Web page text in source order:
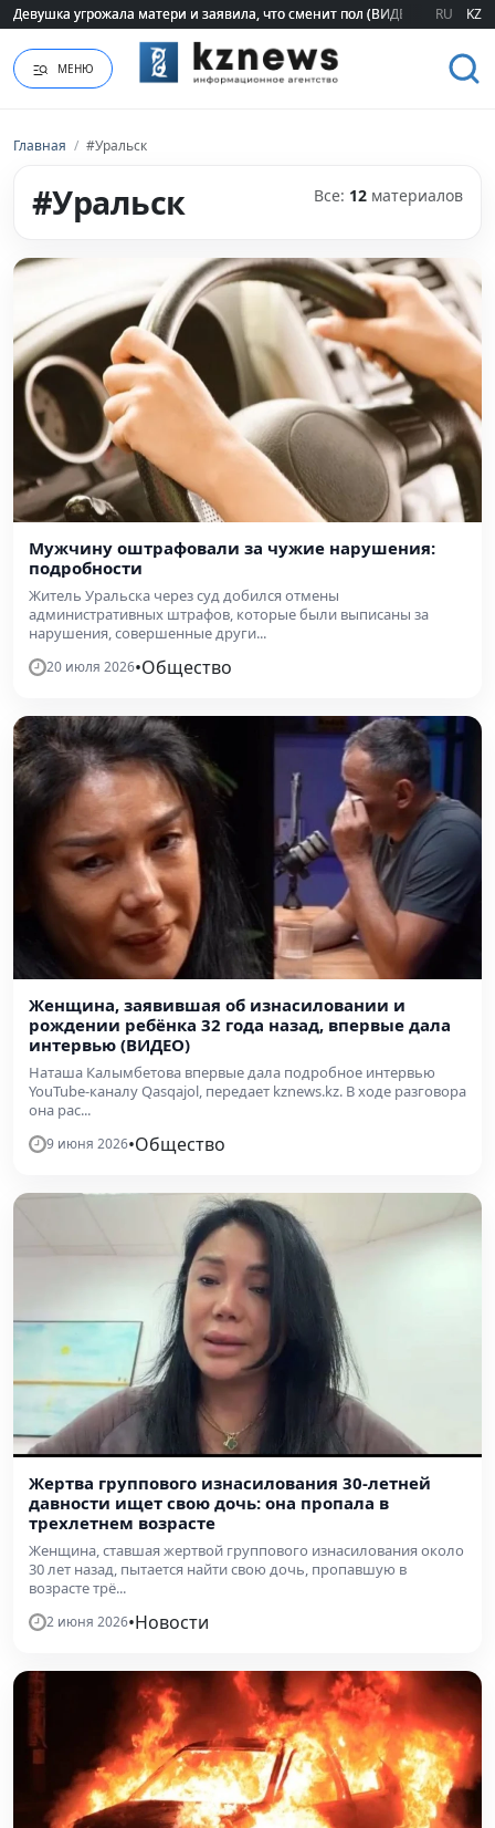
Погода в Казахстане на 8 августа RU KZ
МЕНЮ
Главная / #Уральск
#Уральск Все: 12 материалов
Мужчину оштрафовали за чужие нарушения:
подробности
Житель Уральска через суд добился отмены
административных штрафов, которые были выписаны за
нарушения, совершенные други...
20 июля 2026•Общество
Женщина, заявившая об изнасиловании и
рождении ребёнка 32 года назад, впервые дала
интервью (ВИДЕО)
Наташа Калымбетова впервые дала подробное интервью
YouTube-каналу Qasqajol, передает kznews.kz. В ходе разговора
она рас...
9 июня 2026•Общество
Жертва группового изнасилования 30-летней
давности ищет свою дочь: она пропала в
трехлетнем возрасте
Женщина, ставшая жертвой группового изнасилования около
30 лет назад, пытается найти свою дочь, пропавшую в
возрасте трё...
2 июня 2026•Новости